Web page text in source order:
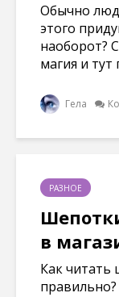
Обычно
этого
наоборот?
магия и тут
Гела
РАЗНОЕ
в
Как читать